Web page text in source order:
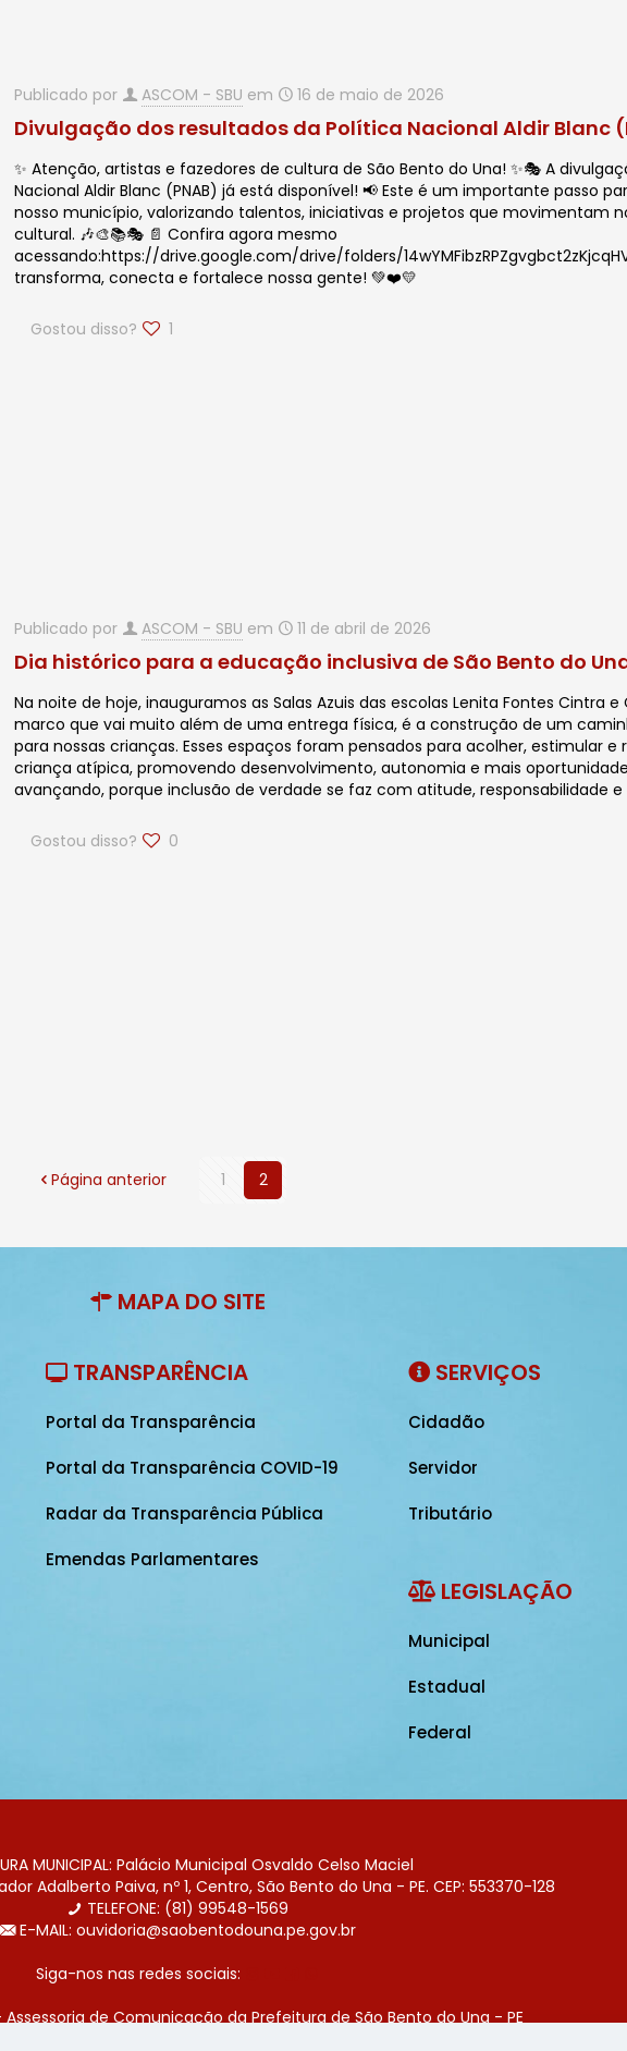
Publicado por ASCOM - SBU em 16 de maio de 2026
Divulgação dos resultados da Política Nacional Aldir Blanc
✨ Atenção, artistas e fazedores de cultura de São Bento do Una! ✨🎭 A
Nacional Aldir Blanc (PNAB) já está disponível! 📢 Este é um importante passo
nosso município, valorizando talentos, iniciativas e projetos que movimentam
cultural. 🎶🎨📚🎭 📄 Confira agora mesmo
acessando:https://drive.google.com/drive/folders/
transforma, conecta e fortalece nossa gente! 💚❤️💛
Gostou disso? 1
Publicado por ASCOM - SBU em 11 de abril de 2026
Dia histórico para a educação inclusiva de São Bento do
Na noite de hoje, inauguramos as Salas Azuis das escolas Lenita Fontes Cintra
marco que vai muito além de uma entrega física, é a construção de um
para nossas crianças. Esses espaços foram pensados para acolher, estimular
criança atípica, promovendo desenvolvimento, autonomia e mais
avançando, porque inclusão de verdade se faz com atitude, responsabilidade
Gostou disso? 0
Página anterior 1 2
MAPA DO SITE
TRANSPARÊNCIA
Portal da Transparência
Portal da Transparência COVID-19
Radar da Transparência Pública
Emendas Parlamentares
SERVIÇOS
Cidadão
Servidor
Tributário
LEGISLAÇÃO
Municipal
Estadual
Federal
MUNICIPAL: Palácio Municipal Osvaldo Celso Maciel
Adalberto Paiva, nº 1, Centro, São Bento do Una - PE. CEP: 553370-128
TELEFONE: (81) 99548-1569
E-MAIL: ouvidoria@saobentodouna.pe.gov.br
Siga-nos nas redes sociais:
de Comunicação da Prefeitura de São Bento do Una - PE